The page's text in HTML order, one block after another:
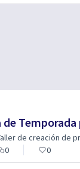
de Temporada
de creación de
0
0